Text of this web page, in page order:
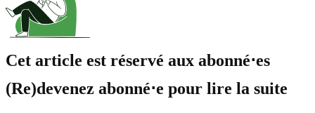
Cet article est réservé aux abonné⋅es
(Re)devenez abonné⋅e pour lire la suite